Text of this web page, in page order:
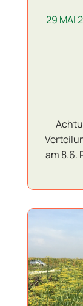
29 MAI
am 8.6.